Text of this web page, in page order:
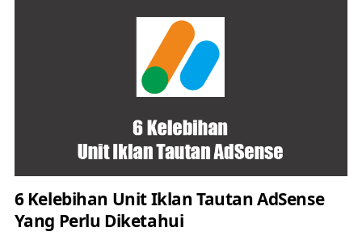
6 Kelebihan Unit Iklan Tautan AdSense
Yang Perlu Diketahui